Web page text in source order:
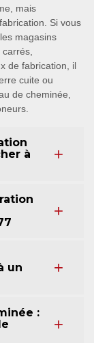
mais
Si vous
magasins
de fabrication, il
cuite ou
de cheminée,
à
un
: